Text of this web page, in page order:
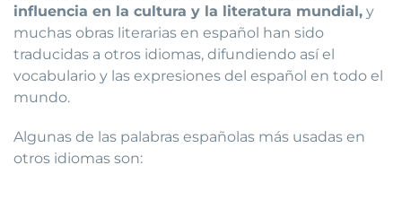
influencia en la cultura y la literatura mundial, y
muchas obras literarias en español han sido
traducidas a otros idiomas, difundiendo así el
vocabulario y las expresiones del español en todo el
mundo.
Algunas de las palabras españolas más usadas en
otros idiomas son: